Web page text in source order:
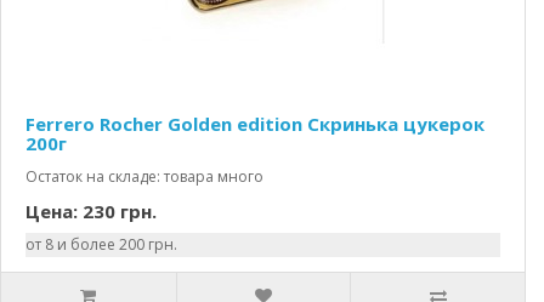
Ferrero Rocher Golden edition Скринька цукерок
200г
Остаток на складе: товара много
Цена: 230 грн.
от 8 и более 200 грн.